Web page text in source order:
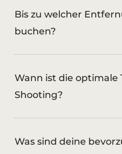
Bis zu welcher
buchen?
Wann ist die optimale
Shooting?
Was sind deine